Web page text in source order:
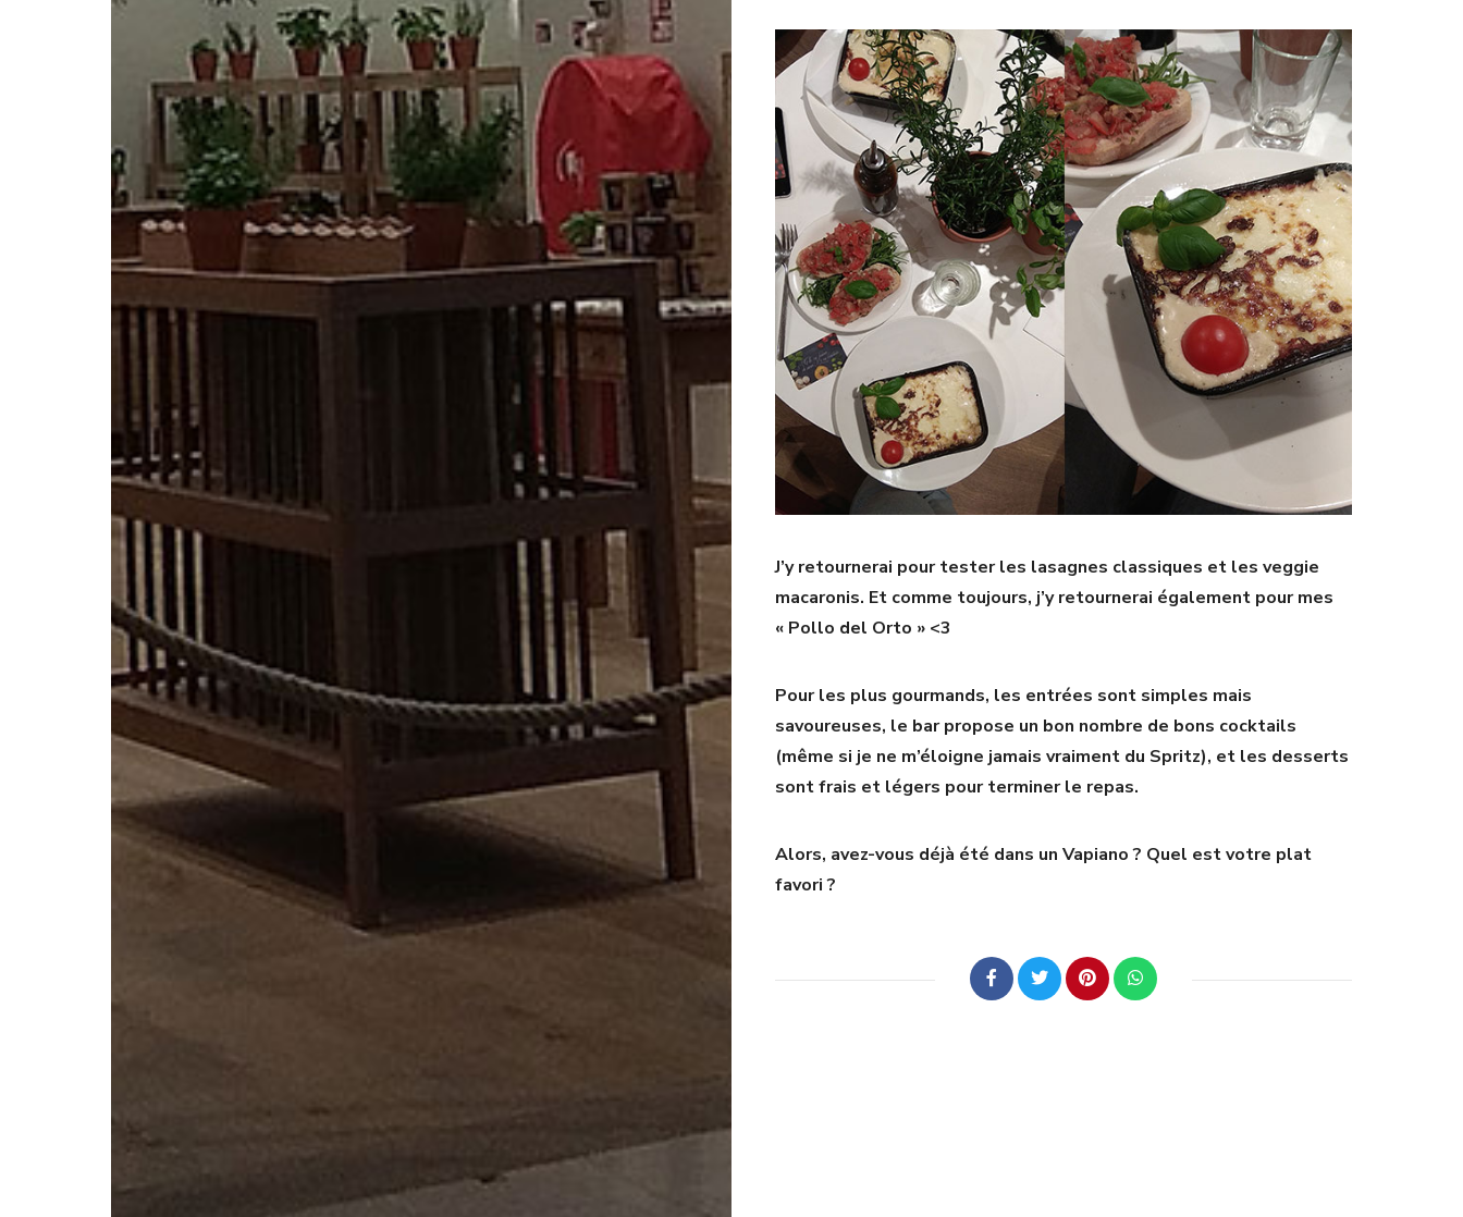
J’y retournerai pour tester les lasagnes classiques et les veggie
macaronis. Et comme toujours, j’y retournerai également pour mes
« Pollo del Orto » <3
Pour les plus gourmands, les entrées sont simples mais
savoureuses, le bar propose un bon nombre de bons cocktails
(même si je ne m’éloigne jamais vraiment du Spritz), et les desserts
sont frais et légers pour terminer le repas.
Alors, avez-vous déjà été dans un Vapiano ? Quel est votre plat
favori ?